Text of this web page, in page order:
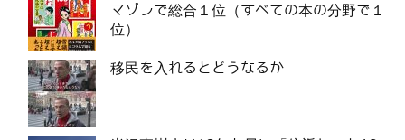
マゾンで総合１位（すべての本の分野で１
位）
移民を入れるとどうなるか